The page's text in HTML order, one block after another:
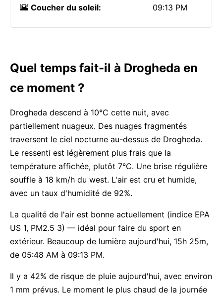
🌇 Coucher du soleil: 09:13 PM
Quel temps fait-il à Drogheda en
ce moment ?
Drogheda descend à 10°C cette nuit, avec
partiellement nuageux. Des nuages fragmentés
traversent le ciel nocturne au-dessus de Drogheda.
Le ressenti est légèrement plus frais que la
température affichée, plutôt 7°C. Une brise régulière
souffle à 18 km/h du west. L'air est cru et humide,
avec un taux d'humidité de 92%.
La qualité de l'air est bonne actuellement (indice EPA
US 1, PM2.5 3) — idéal pour faire du sport en
extérieur. Beaucoup de lumière aujourd'hui, 15h 25m,
de 05:48 AM à 09:13 PM.
Il y a 42% de risque de pluie aujourd'hui, avec environ
1 mm prévus. Le moment le plus chaud de la journée